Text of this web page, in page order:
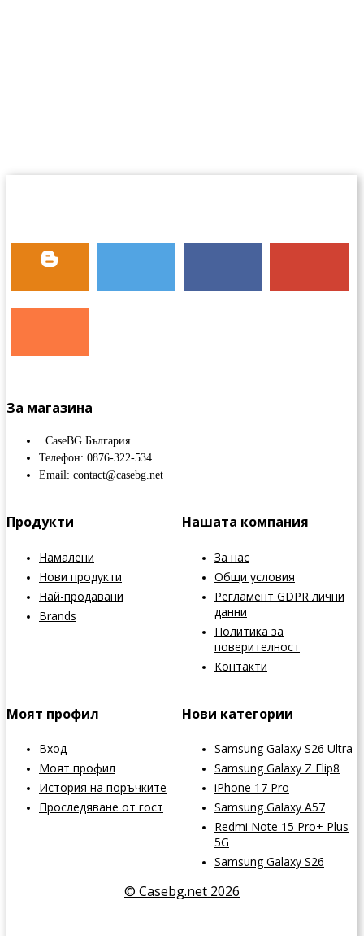
За магазина
CaseBG България
Телефон: 0876-322-534
Email: contact@casebg.net
Продукти
Намалени
Нови продукти
Най-продавани
Brands
Нашата компания
За нас
Общи условия
Регламент GDPR лични
данни
Политика за
поверителност
Контакти
Моят профил
Вход
Моят профил
История на поръчките
Проследяване от гост
Нови категории
Samsung Galaxy S26 Ultra
Samsung Galaxy Z Flip8
iPhone 17 Pro
Samsung Galaxy A57
Redmi Note 15 Pro+ Plus
5G
Samsung Galaxy S26
© Casebg.net 2026